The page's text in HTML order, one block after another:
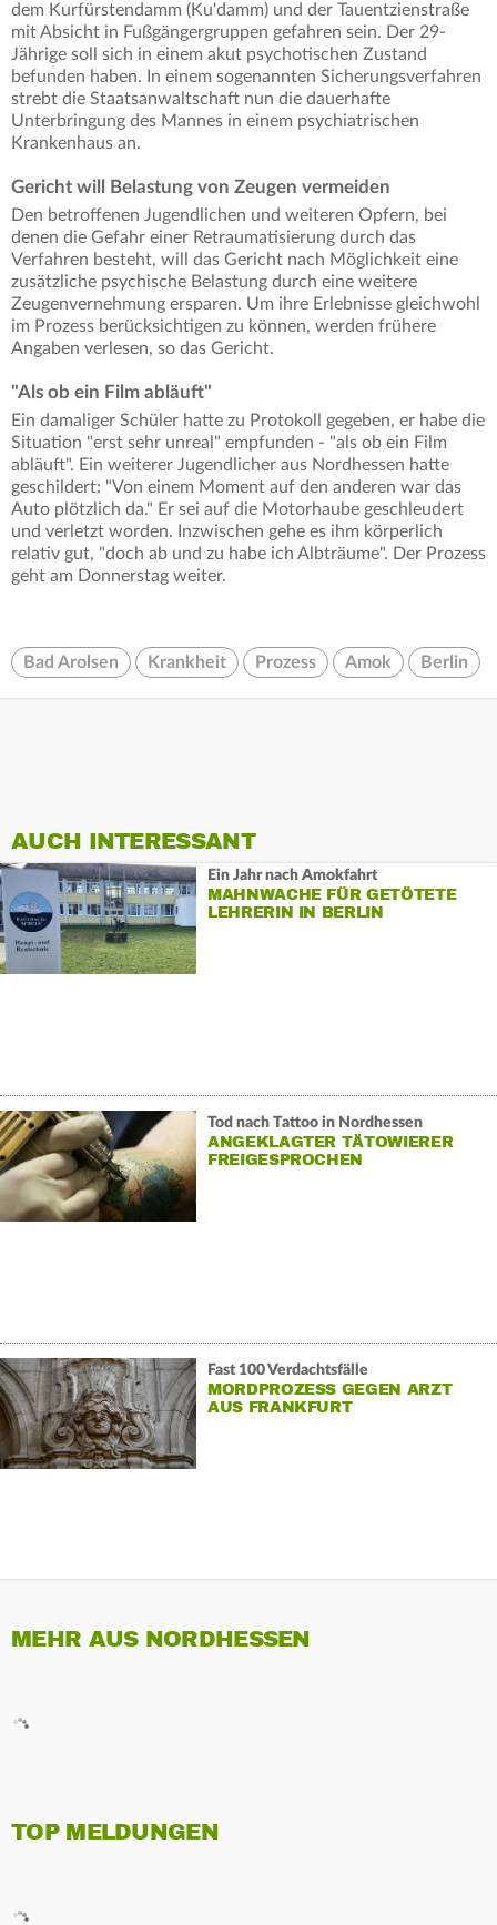
dem Kurfürstendamm (Ku'damm) und der Tauentzienstraße
mit Absicht in Fußgängergruppen gefahren sein. Der 29-
Jährige soll sich in einem akut psychotischen Zustand
befunden haben. In einem sogenannten Sicherungsverfahren
strebt die Staatsanwaltschaft nun die dauerhafte
Unterbringung des Mannes in einem psychiatrischen
Krankenhaus an.
Gericht will Belastung von Zeugen vermeiden
Den betroffenen Jugendlichen und weiteren Opfern, bei
denen die Gefahr einer Retraumatisierung durch das
Verfahren besteht, will das Gericht nach Möglichkeit eine
zusätzliche psychische Belastung durch eine weitere
Zeugenvernehmung ersparen. Um ihre Erlebnisse gleichwohl
im Prozess berücksichtigen zu können, werden frühere
Angaben verlesen, so das Gericht.
"Als ob ein Film abläuft"
Ein damaliger Schüler hatte zu Protokoll gegeben, er habe die
Situation "erst sehr unreal" empfunden - "als ob ein Film
abläuft". Ein weiterer Jugendlicher aus Nordhessen hatte
geschildert: "Von einem Moment auf den anderen war das
Auto plötzlich da." Er sei auf die Motorhaube geschleudert
und verletzt worden. Inzwischen gehe es ihm körperlich
relativ gut, "doch ab und zu habe ich Albträume". Der Prozess
geht am Donnerstag weiter.
Bad Arolsen Krankheit Prozess Amok Berlin
AUCH INTERESSANT
Ein Jahr nach Amokfahrt
MAHNWACHE FÜR GETÖTETE
LEHRERIN IN BERLIN
Tod nach Tattoo in Nordhessen
ANGEKLAGTER TÄTOWIERER
FREIGESPROCHEN
Fast 100 Verdachtsfälle
MORDPROZESS GEGEN ARZT
AUS FRANKFURT
MEHR AUS NORDHESSEN
TOP MELDUNGEN